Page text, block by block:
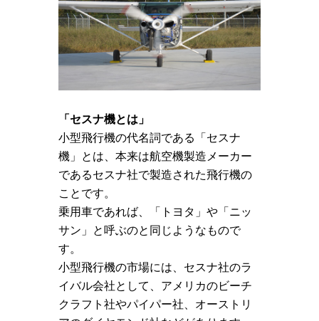
「セスナ機とは」
小型飛行機の代名詞である「セスナ
機」とは、本来は航空機製造メーカー
であるセスナ社で製造された飛行機の
ことです。
乗用車であれば、「トヨタ」や「ニッ
サン」と呼ぶのと同じようなもので
す。
小型飛行機の市場には、セスナ社のラ
イバル会社として、アメリカのビーチ
クラフト社やパイパー社、オーストリ